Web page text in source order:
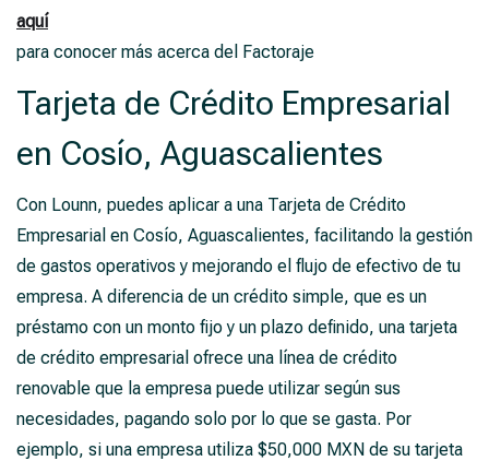
aquí
para conocer más acerca del Factoraje
Tarjeta de Crédito Empresarial
en Cosío, Aguascalientes
Con Lounn, puedes aplicar a una Tarjeta de Crédito
Empresarial en Cosío, Aguascalientes, facilitando la gestión
de gastos operativos y mejorando el flujo de efectivo de tu
empresa. A diferencia de un crédito simple, que es un
préstamo con un monto fijo y un plazo definido, una tarjeta
de crédito empresarial ofrece una línea de crédito
renovable que la empresa puede utilizar según sus
necesidades, pagando solo por lo que se gasta. Por
ejemplo, si una empresa utiliza $50,000 MXN de su tarjeta